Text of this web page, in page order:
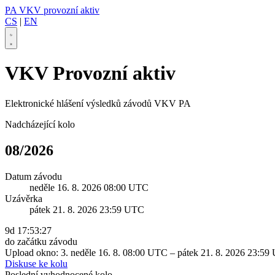
PA VKV provozní aktiv
CS | EN
VKV Provozní aktiv
Elektronické hlášení výsledků závodů VKV PA
Nadcházející kolo
08/2026
Datum závodu
neděle 16. 8. 2026 08:00 UTC
Uzávěrka
pátek 21. 8. 2026 23:59 UTC
9d 17:53:26
do začátku závodu
Upload okno: 3. neděle 16. 8. 08:00 UTC – pátek 21. 8. 2026 23:59
Diskuse ke kolu